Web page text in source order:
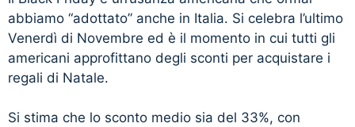
abbiamo “adottato” anche in Italia. Si celebra l’ultimo
Venerdì di Novembre ed è il momento in cui tutti gli
americani approfittano degli sconti per acquistare i
regali di Natale.
Si stima che lo sconto medio sia del 33%, con